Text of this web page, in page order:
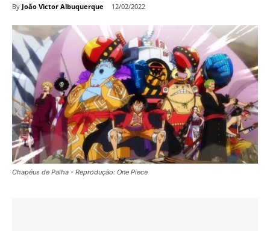
By João Victor Albuquerque 12/02/2022
Chapéus de Palha - Reprodução: One Piece